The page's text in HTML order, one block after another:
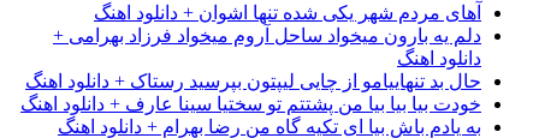
آهای مردم شهر یکی شده تنها اشوان + دانلود اهنگ
دلم یه بارون میخواد ساحل آروم میخواد فرزاد بهرامی +
دانلود اهنگ
حال بد تنهاییامو از چایی لیپتون بپرسید رستاک + دانلود اهنگ
خودت بیا بیا بیا من پشتتم تو سختیا سینا عارف + دانلود اهنگ
به یادم باش بیا ای تکیه گاه من رضا بهرام + دانلود اهنگ